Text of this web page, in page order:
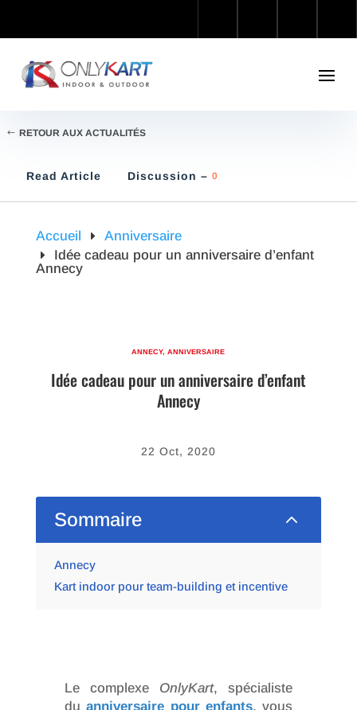
RETOUR AUX ACTUALITÉS
Read Article Discussion – 0
Accueil
Anniversaire
Idée cadeau pour un anniversaire d’enfant
Annecy
ANNECY,ANNIVERSAIRE
Idée cadeau pour un anniversaire d’enfant
Annecy
22 Oct, 2020
Sommaire 2
Annecy
Kart indoor pour team-building et incentive
Le complexe OnlyKart, spécialiste
duanniversaire pour enfants, vous